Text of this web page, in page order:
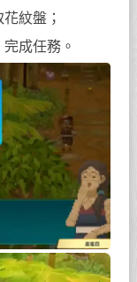
紋盤；
成任務。